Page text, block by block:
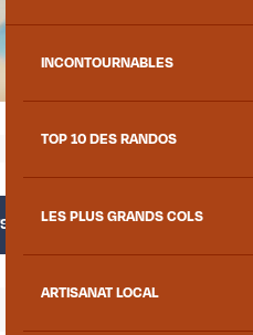
INCONTOURNABLES
TOP 10 DES RANDOS
LES PLUS GRANDS COLS
ARTISANAT LOCAL
56 32▒▒